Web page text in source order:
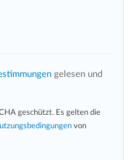
gelesen und
geschützt. Es gelten die
von